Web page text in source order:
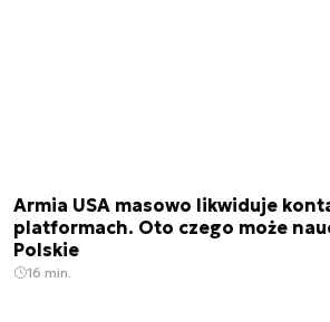
Armia USA masowo likwiduje
platformach. Oto czego może
Polskie
16 min.